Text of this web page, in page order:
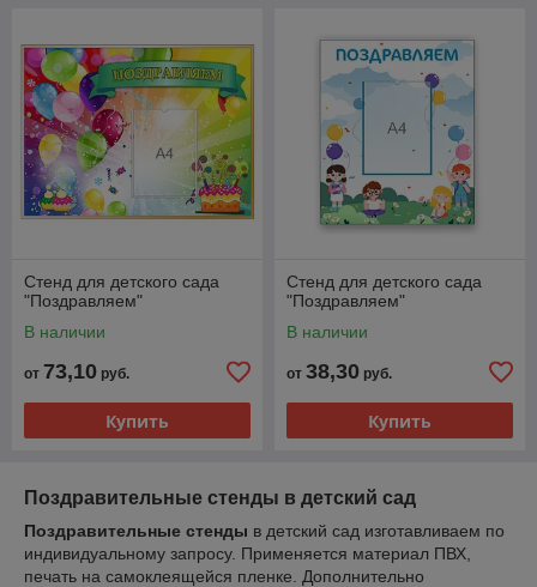
Стенд для детского сада
"Поздравляем"
В наличии
от 73,10 руб.
Купить
Стенд для детского сада
"Поздравляем"
В наличии
от 38,30 руб.
Купить
Поздравительные стенды в детский сад
Поздравительные стенды в детский сад изготавливаем по
индивидуальному запросу. Применяется материал ПВХ,
печать на самоклеящейся пленке. Дополнительно